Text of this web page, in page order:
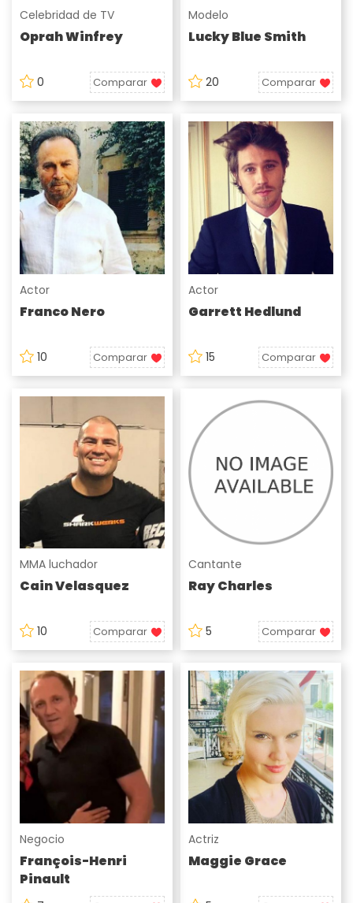
Celebridad de TV
Oprah Winfrey
0 Comparar
Modelo
Lucky Blue Smith
20 Comparar
Actor
Franco Nero
10 Comparar
Actor
Garrett Hedlund
15 Comparar
MMA luchador
Cain Velasquez
10 Comparar
Cantante
Ray Charles
5 Comparar
Negocio
François-Henri
Pinault
Actriz
Maggie Grace